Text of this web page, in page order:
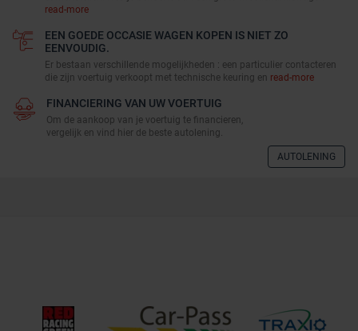
read-more
EEN GOEDE OCCASIE WAGEN KOPEN IS NIET ZO
EENVOUDIG.
Er bestaan verschillende mogelijkheden : een particulier contacteren
die zijn voertuig verkoopt met technische keuring en read-more
FINANCIERING VAN UW VOERTUIG
Om de aankoop van je voertuig te financieren,
vergelijk en vind hier de beste autolening.
AUTOLENING